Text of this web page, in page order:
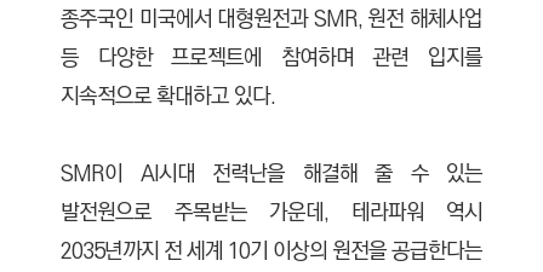
종주국인 미국에서 대형원전과 SMR, 원전 해체사업
등 다양한 프로젝트에 참여하며 관련 입지를
지속적으로 확대하고 있다.
SMR이 AI시대 전력난을 해결해 줄 수 있는
발전원으로 주목받는 가운데, 테라파워 역시
2035년까지 전 세계 10기 이상의 원전을 공급한다는